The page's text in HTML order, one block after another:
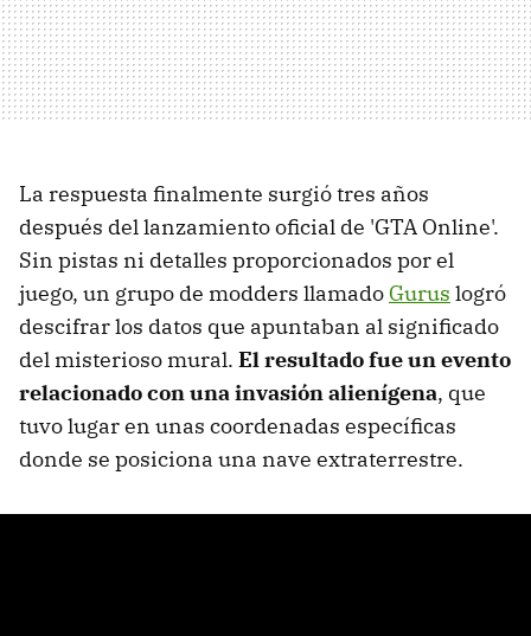
La respuesta finalmente surgió tres años
después del lanzamiento oficial de 'GTA Online'.
Sin pistas ni detalles proporcionados por el
juego, un grupo de modders llamado Gurus logró
descifrar los datos que apuntaban al significado
del misterioso mural. El resultado fue un evento
relacionado con una invasión alienígena, que
tuvo lugar en unas coordenadas específicas
donde se posiciona una nave extraterrestre.